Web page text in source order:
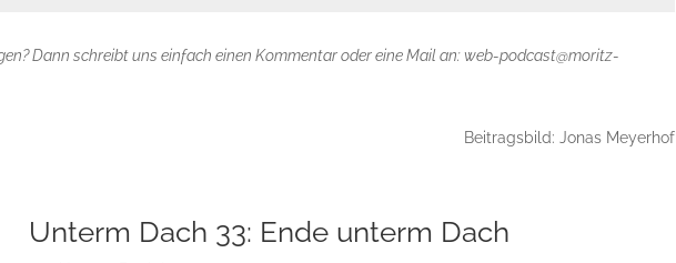
Dann schreibt uns einfach einen Kommentar oder eine Mail an: web-podcast@moritz-
Beitragsbild: Jonas Meyerhof
Unterm Dach 33: Ende unterm Dach